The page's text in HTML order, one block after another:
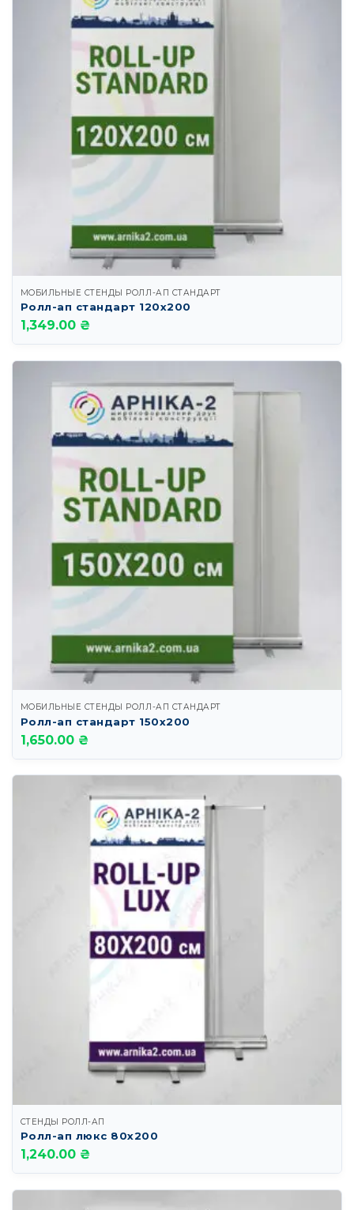
МОБИЛЬНЫЕ СТЕНДЫ РОЛЛ-АП СТАНДАРТ
Ролл-ап стандарт 120х200
1,349.00 ₴
МОБИЛЬНЫЕ СТЕНДЫ РОЛЛ-АП СТАНДАРТ
Ролл-ап стандарт 150х200
1,650.00 ₴
СТЕНДЫ РОЛЛ-АП
Ролл-ап люкс 80х200
1,240.00 ₴